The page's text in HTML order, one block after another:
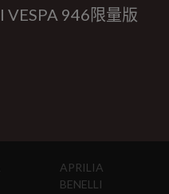
946限量版
APRILIA
BENELLI